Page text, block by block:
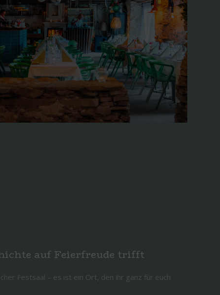
auf Feierfreude trifft
Festsaal – es ist ein Ort, den ihr ganz für euch